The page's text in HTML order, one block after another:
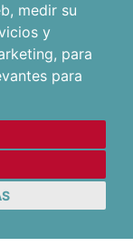
, medir su
y
, para
para